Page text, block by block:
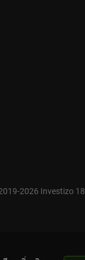
2026 Investizo